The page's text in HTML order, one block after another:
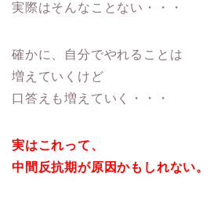
実際はそんなことない・・・
確かに、自分でやれることは
増えていくけど
口答えも増えていく・・・
実はこれって、
中間反抗期が原因かもしれない。